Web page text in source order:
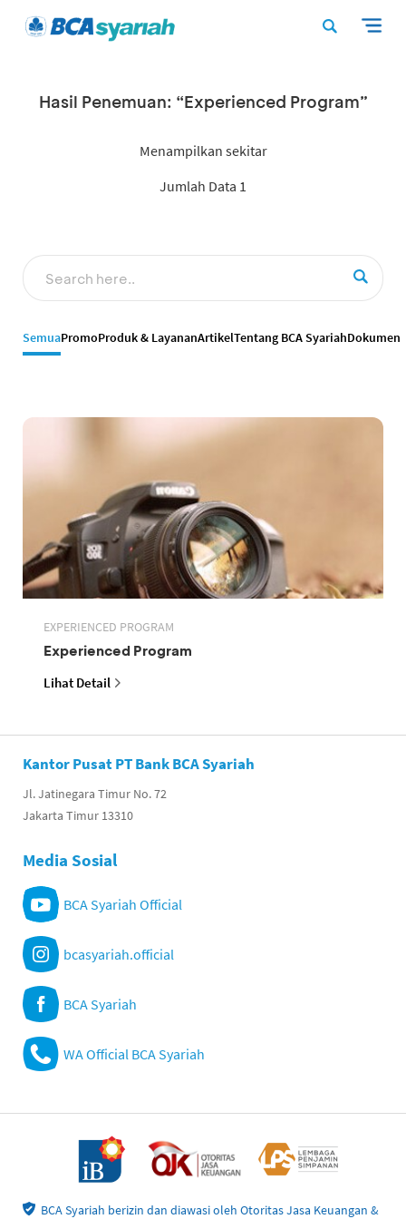
Hasil Penemuan: “Experienced Program”
Menampilkan sekitar
Jumlah Data 1
SemuaPromoProduk & LayananArtikelTentang BCA SyariahDokumen
EXPERIENCED PROGRAM
Experienced Program
Lihat Detail
Kantor Pusat PT Bank BCA Syariah
Jl. Jatinegara Timur No. 72
Jakarta Timur 13310
Media Sosial
BCA Syariah Official
bcasyariah.official
BCA Syariah
WA Official BCA Syariah
BCA Syariah berizin dan diawasi oleh Otoritas Jasa Keuangan &